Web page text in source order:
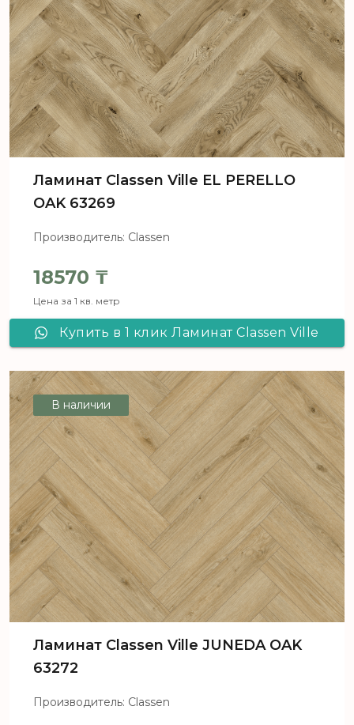
Ламинат Classen Ville EL PERELLO
OAK 63269
Производитель: Classen
18570 ₸
Цена за 1 кв. метр
Купить в 1 клик Ламинат Classen Ville
В наличии
Ламинат Classen Ville JUNEDA OAK
63272
Производитель: Classen